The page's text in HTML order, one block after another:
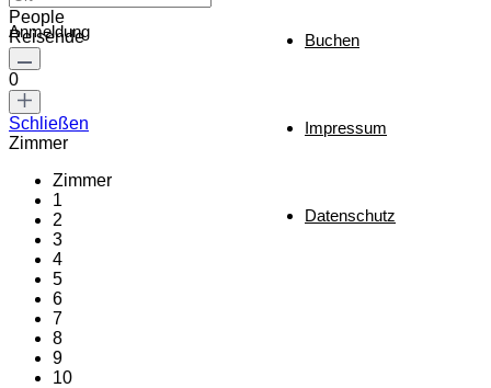
Buchen
Impressum
Datenschutz
Anmeldung
People
Reisende
0
Schließen
Zimmer
Zimmer
1
2
3
4
5
6
7
8
9
10